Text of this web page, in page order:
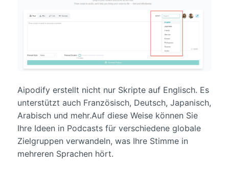
Aipodify erstellt nicht nur Skripte auf Englisch. Es
unterstützt auch Französisch, Deutsch, Japanisch,
Arabisch und mehr.Auf diese Weise können Sie
Ihre Ideen in Podcasts für verschiedene globale
Zielgruppen verwandeln, was Ihre Stimme in
mehreren Sprachen hört.